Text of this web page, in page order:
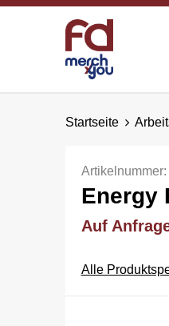
Startseite
Artikelnummer:
Energy
Auf
Alle